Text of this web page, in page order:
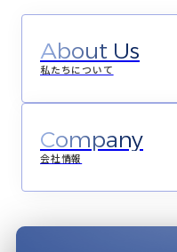
About Us
私たちについて
Company
会社情報